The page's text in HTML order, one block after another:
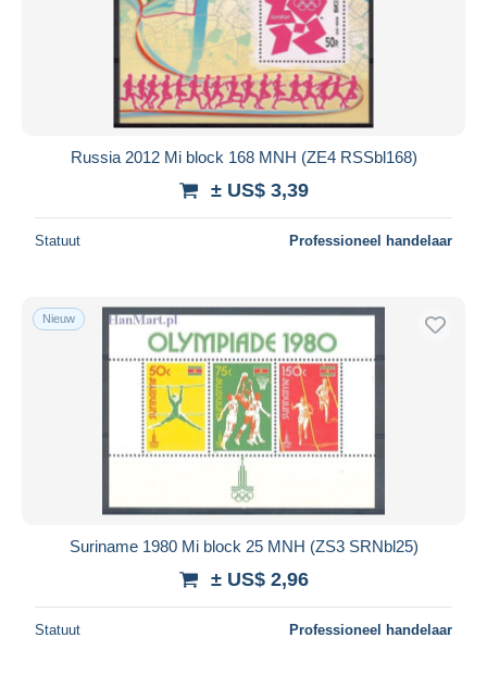
Russia 2012 Mi block 168 MNH (ZE4 RSSbl168)
± US$ 3,39
Statuut Professioneel handelaar
Nieuw
Suriname 1980 Mi block 25 MNH (ZS3 SRNbl25)
± US$ 2,96
Statuut Professioneel handelaar